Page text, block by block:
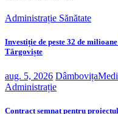
Administrație Sănătate
Investiție de peste 32 de
Târgoviște
aug. 5, 2026
Administrație
Contract semnat pentru